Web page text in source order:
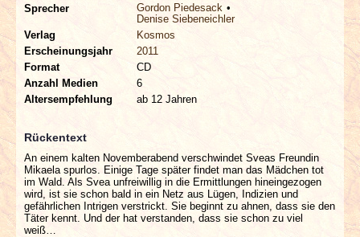
LINKS
ARCHIV
Sprecher
Gordon Piedesack
Denise Siebeneichler
Verlag
Kosmos
Erscheinungsjahr
2011
Format
CD
Anzahl Medien
6
Altersempfehlung
ab 12 Jahren
Rückentext
An einem kalten Novemberabend verschwindet Sveas Freundin
Mikaela spurlos. Einige Tage später findet man das Mädchen tot
im Wald. Als Svea unfreiwillig in die Ermittlungen hineingezogen
wird, ist sie schon bald in ein Netz aus Lügen, Indizien und
gefährlichen Intrigen verstrickt. Sie beginnt zu ahnen, dass sie den
Täter kennt. Und der hat verstanden, dass sie schon zu viel
weiß…